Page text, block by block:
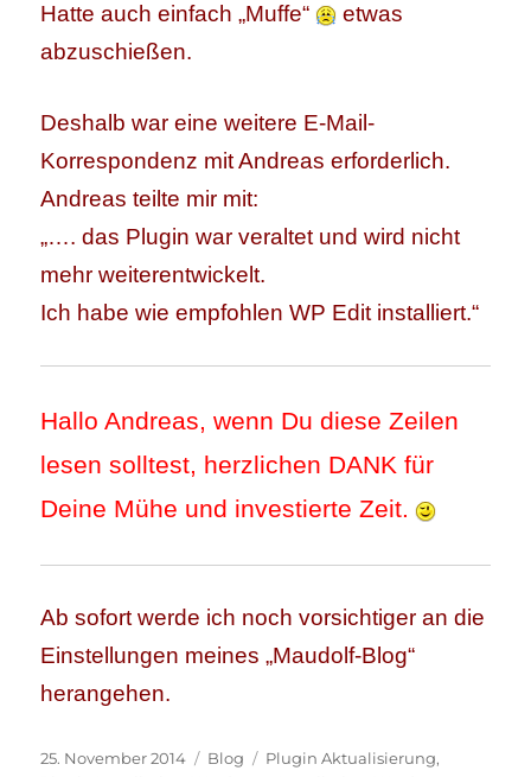
Hatte auch einfach „Muffe“
etwas
abzuschießen.
Deshalb war eine weitere E-Mail-
Korrespondenz mit Andreas erforderlich.
Andreas teilte mir mit:
„…. das Plugin war veraltet und wird nicht
mehr weiterentwickelt.
Ich habe wie empfohlen WP Edit installiert.“
Hallo Andreas, wenn Du diese Zeilen
lesen solltest, herzlichen DANK für
Deine Mühe und investierte Zeit.
Ab sofort werde ich noch vorsichtiger an die
Einstellungen meines „Maudolf-Blog“
herangehen.
Veröffentlicht
25. November 2014 Kategorien
Blog Schlagwörter
Plugin Aktualisierung,